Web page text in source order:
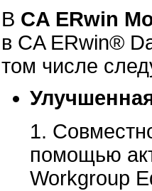
В CA ERwin
в CA ERwin®
том числе
1.
помощью
Workgroup